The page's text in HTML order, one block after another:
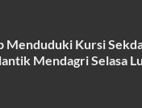
Menduduki Kursi
Mendagri Selasa